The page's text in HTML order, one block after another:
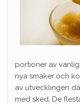
portioner av
nya smaker och
av utvecklingen
med sked. De